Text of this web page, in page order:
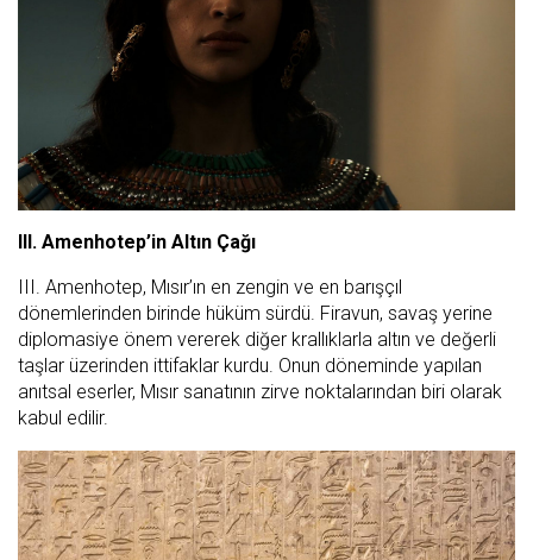
III. Amenhotep’in Altın Çağı
III. Amenhotep, Mısır’ın en zengin ve en barışçıl
dönemlerinden birinde hüküm sürdü. Firavun, savaş yerine
diplomasiye önem vererek diğer krallıklarla altın ve değerli
taşlar üzerinden ittifaklar kurdu. Onun döneminde yapılan
anıtsal eserler, Mısır sanatının zirve noktalarından biri olarak
kabul edilir.